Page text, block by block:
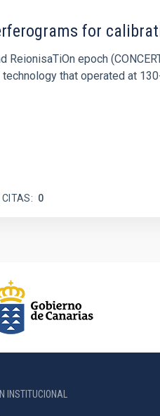
for
ReionisaTiOn epoch
that operated at
CITAS 0
INSTITUCIONAL